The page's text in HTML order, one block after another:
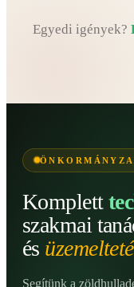
Egyedi igények?
Komplett
szakmai
és
Segítünk a